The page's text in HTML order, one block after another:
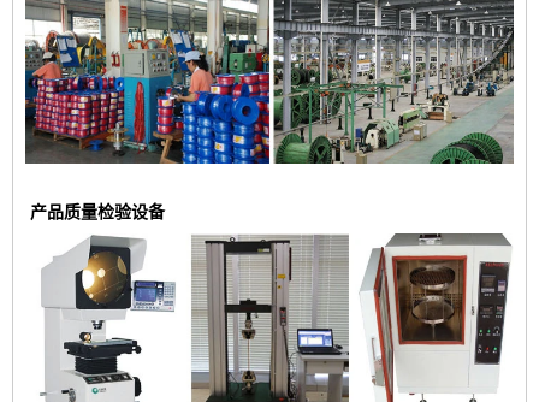
产品质量检验设备